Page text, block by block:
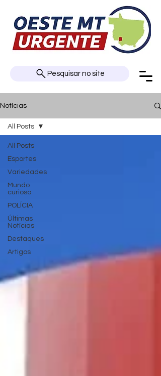
Pesquisar no site
Notícias
All Posts
Esportes
Variedades
Mundo
curioso
POLÍCIA
Últimas
Notícias
Destaques
Artigos
All Posts